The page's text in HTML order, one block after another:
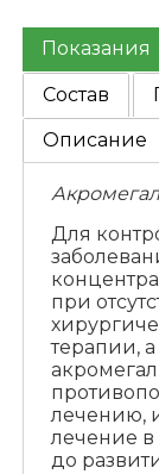
Показания
Состав
Описание
Для
при
терапии,
лечению,
лечение в
до